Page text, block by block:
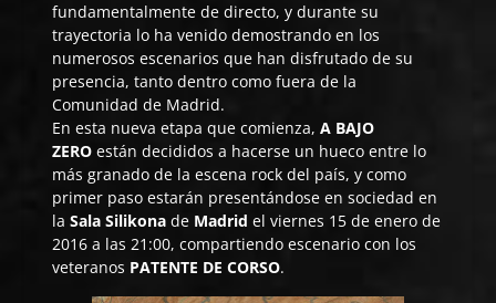
fundamentalmente de directo, y durante su
trayectoria lo ha venido demostrando en los
numerosos escenarios que han disfrutado de su
presencia, tanto dentro como fuera de la
Comunidad de Madrid.
En esta nueva etapa que comienza,A BAJO
ZERO están decididos a hacerse un hueco entre lo
más granado de la escena rock del país, y como
primer paso estarán presentándose en sociedad en
laSala Silikona de Madridel viernes 15 de enero de
2016 a las 21:00, compartiendo escenario con los
veteranos PATENTE DE CORSO.